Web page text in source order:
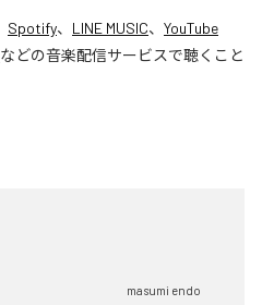
Spotify、 LINE MUSIC、 YouTube
などの音楽配信サービスで聴くこと
masumi endo